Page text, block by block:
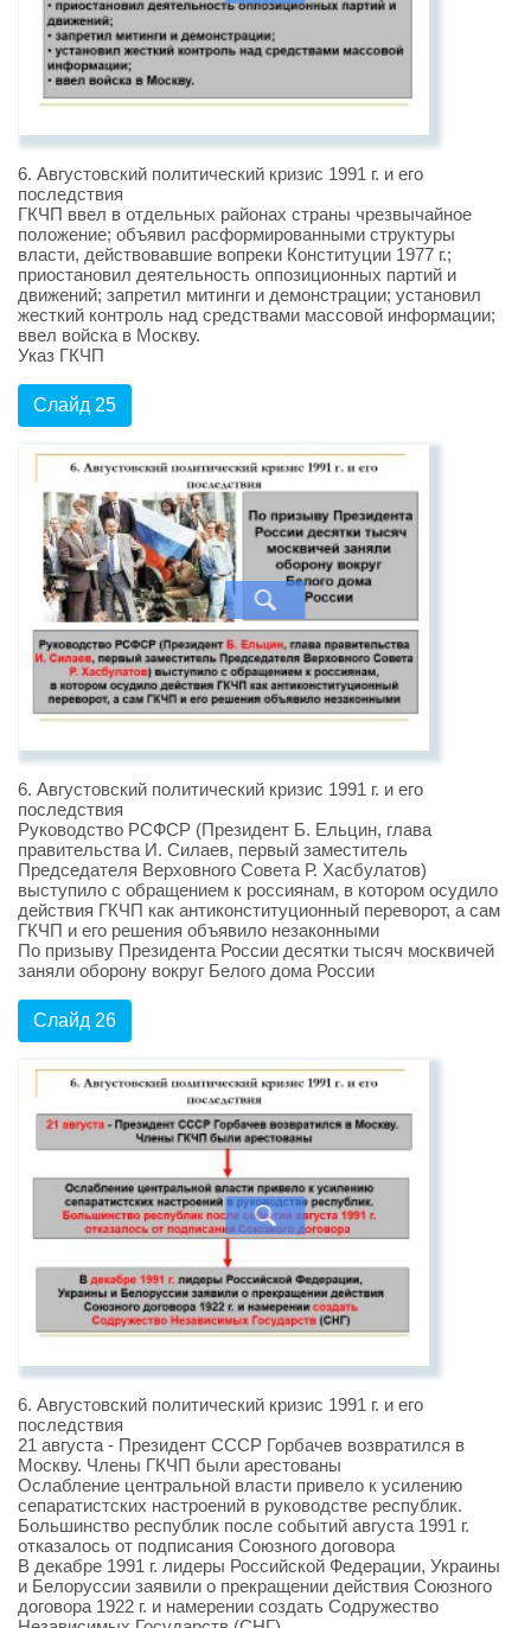
6. Августовский политический кризис 1991 г. и его
последствия
ГКЧП ввел в отдельных районах страны чрезвычайное
положение; объявил расформированными структуры
власти, действовавшие вопреки Конституции 1977 г.;
приостановил деятельность оппозиционных партий и
движений; запретил митинги и демонстрации; установил
жесткий контроль над средствами массовой информации;
ввел войска в Москву.
Указ ГКЧП
Слайд 25
6. Августовский политический кризис 1991 г. и его
последствия
Руководство РСФСР (Президент Б. Ельцин, глава
правительства И. Силаев, первый заместитель
Председателя Верховного Совета Р. Хасбулатов)
выступило с обращением к россиянам, в котором осудило
действия ГКЧП как антиконституционный переворот, а сам
ГКЧП и его решения объявило незаконными
По призыву Президента России десятки тысяч москвичей
заняли оборону вокруг Белого дома России
Слайд 26
6. Августовский политический кризис 1991 г. и его
последствия
21 августа - Президент СССР Горбачев возвратился в
Москву. Члены ГКЧП были арестованы
Ослабление центральной власти привело к усилению
сепаратистских настроений в руководстве республик.
Большинство республик после событий августа 1991 г.
отказалось от подписания Союзного договора
В декабре 1991 г. лидеры Российской Федерации, Украины
и Белоруссии заявили о прекращении действия Союзного
договора 1922 г. и намерении создать Содружество